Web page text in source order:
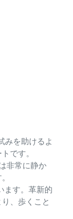
みを助けるよ
です。
非常に静か
ます。革新的
、歩くこと